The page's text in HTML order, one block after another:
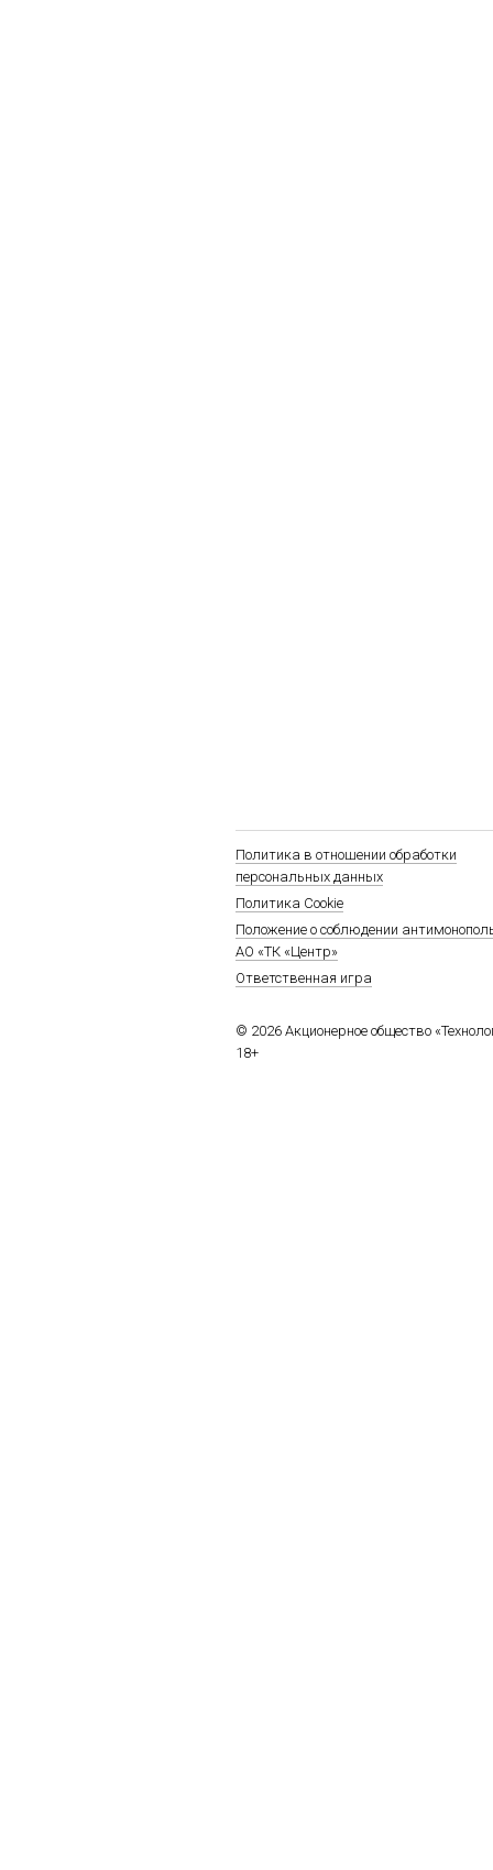
Политика в отношении обработки
персональных данных
Политика Cookie
Положение о соблюдении
АО «ТК «Центр»
Ответственная игра
© 2026 Акционерное общество
18+